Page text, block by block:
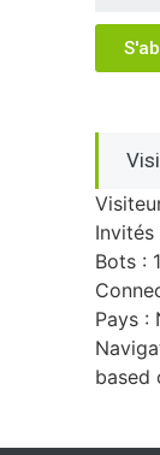
Bots :
Pays :
based